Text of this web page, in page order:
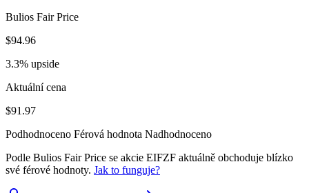
Bulios Fair Price
$94.96
3.3% upside
Aktuální cena
$91.97
Podhodnoceno Férová hodnota Nadhodnoceno
Podle Bulios Fair Price se akcie EIFZF aktuálně obchoduje blízko
své férové hodnoty. Jak to funguje?